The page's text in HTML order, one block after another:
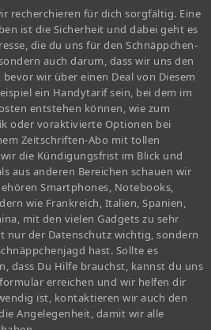
recherchieren für dich sorgfältig. Eine
ist die Sicherheit und dabei geht es
die du uns für den Schnäppchen-
auch darum, dass wir uns den
wir über einen Deal von Diesem
ein Handytarif sein, bei dem im
entstehen können, wie zum
oder voraktivierte Optionen bei
Zeitschriften-Abo mit tollen
die Kündigungsfrist im Blick und
aus anderen Bereichen schauen wir
Smartphones, Notebooks,
wie Frankreich, Italien, Spanien,
mit den vielen Gadgets zu sehr
nur der Datenschutz wichtig, sondern
hast. Sollte es
dass Du Hilfe brauchst, kannst du uns
erreichen und wir helfen dir
ist, kontaktieren wir auch den
Angelegenheit, damit wir alle